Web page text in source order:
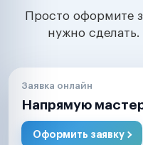
Просто оформите
нужно
Заявка онлайн
Напрямую
Оформить заявку